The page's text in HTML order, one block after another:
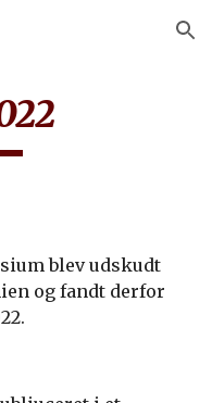
Skip to navigation
blev udskudt
ogfandt derfor
22.